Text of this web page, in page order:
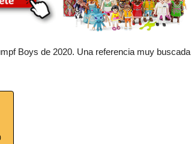
Boys de 2020. Una referencia muy buscada